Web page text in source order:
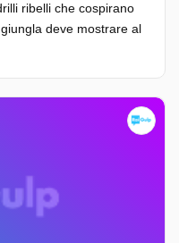
ribelli che cospirano
deve mostrare al